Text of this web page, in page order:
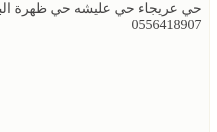
حي عريجاء حي عليشه حي ظهرة
0556418907